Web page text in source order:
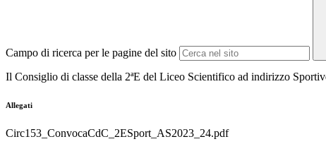
Campo di ricerca per le pagine del sito
Il Consiglio di classe della 2ªE del Liceo Scientifico ad indirizzo
Allegati
Circ153_ConvocaCdC_2ESport_AS2023_24.pdf